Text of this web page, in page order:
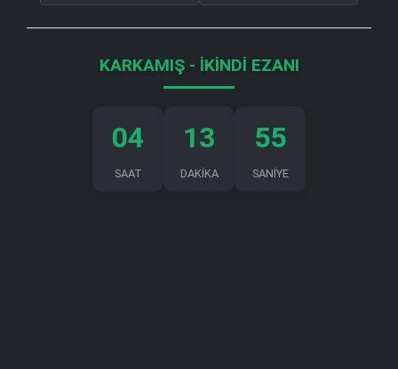
KARKAMIŞ - İKINDI EZANI
04
SAAT
13
DAKİKA
55
SANİYE